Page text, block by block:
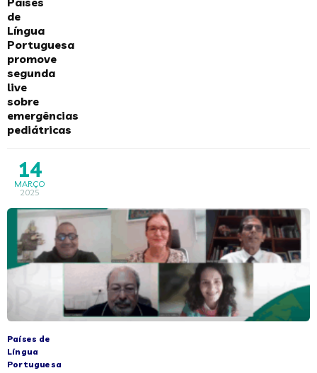
de
Língua
Portuguesa
promove
segunda
live
sobre
emergências
pediátricas
14
MARÇO
2025
Países de
Língua
Portuguesa